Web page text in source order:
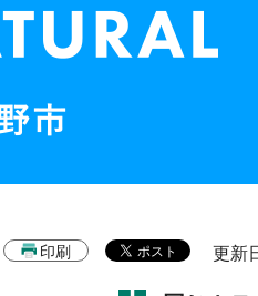
印刷 更新